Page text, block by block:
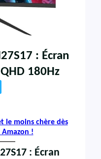
: Écran
180Hz
le moins chère dès
!
: Écran